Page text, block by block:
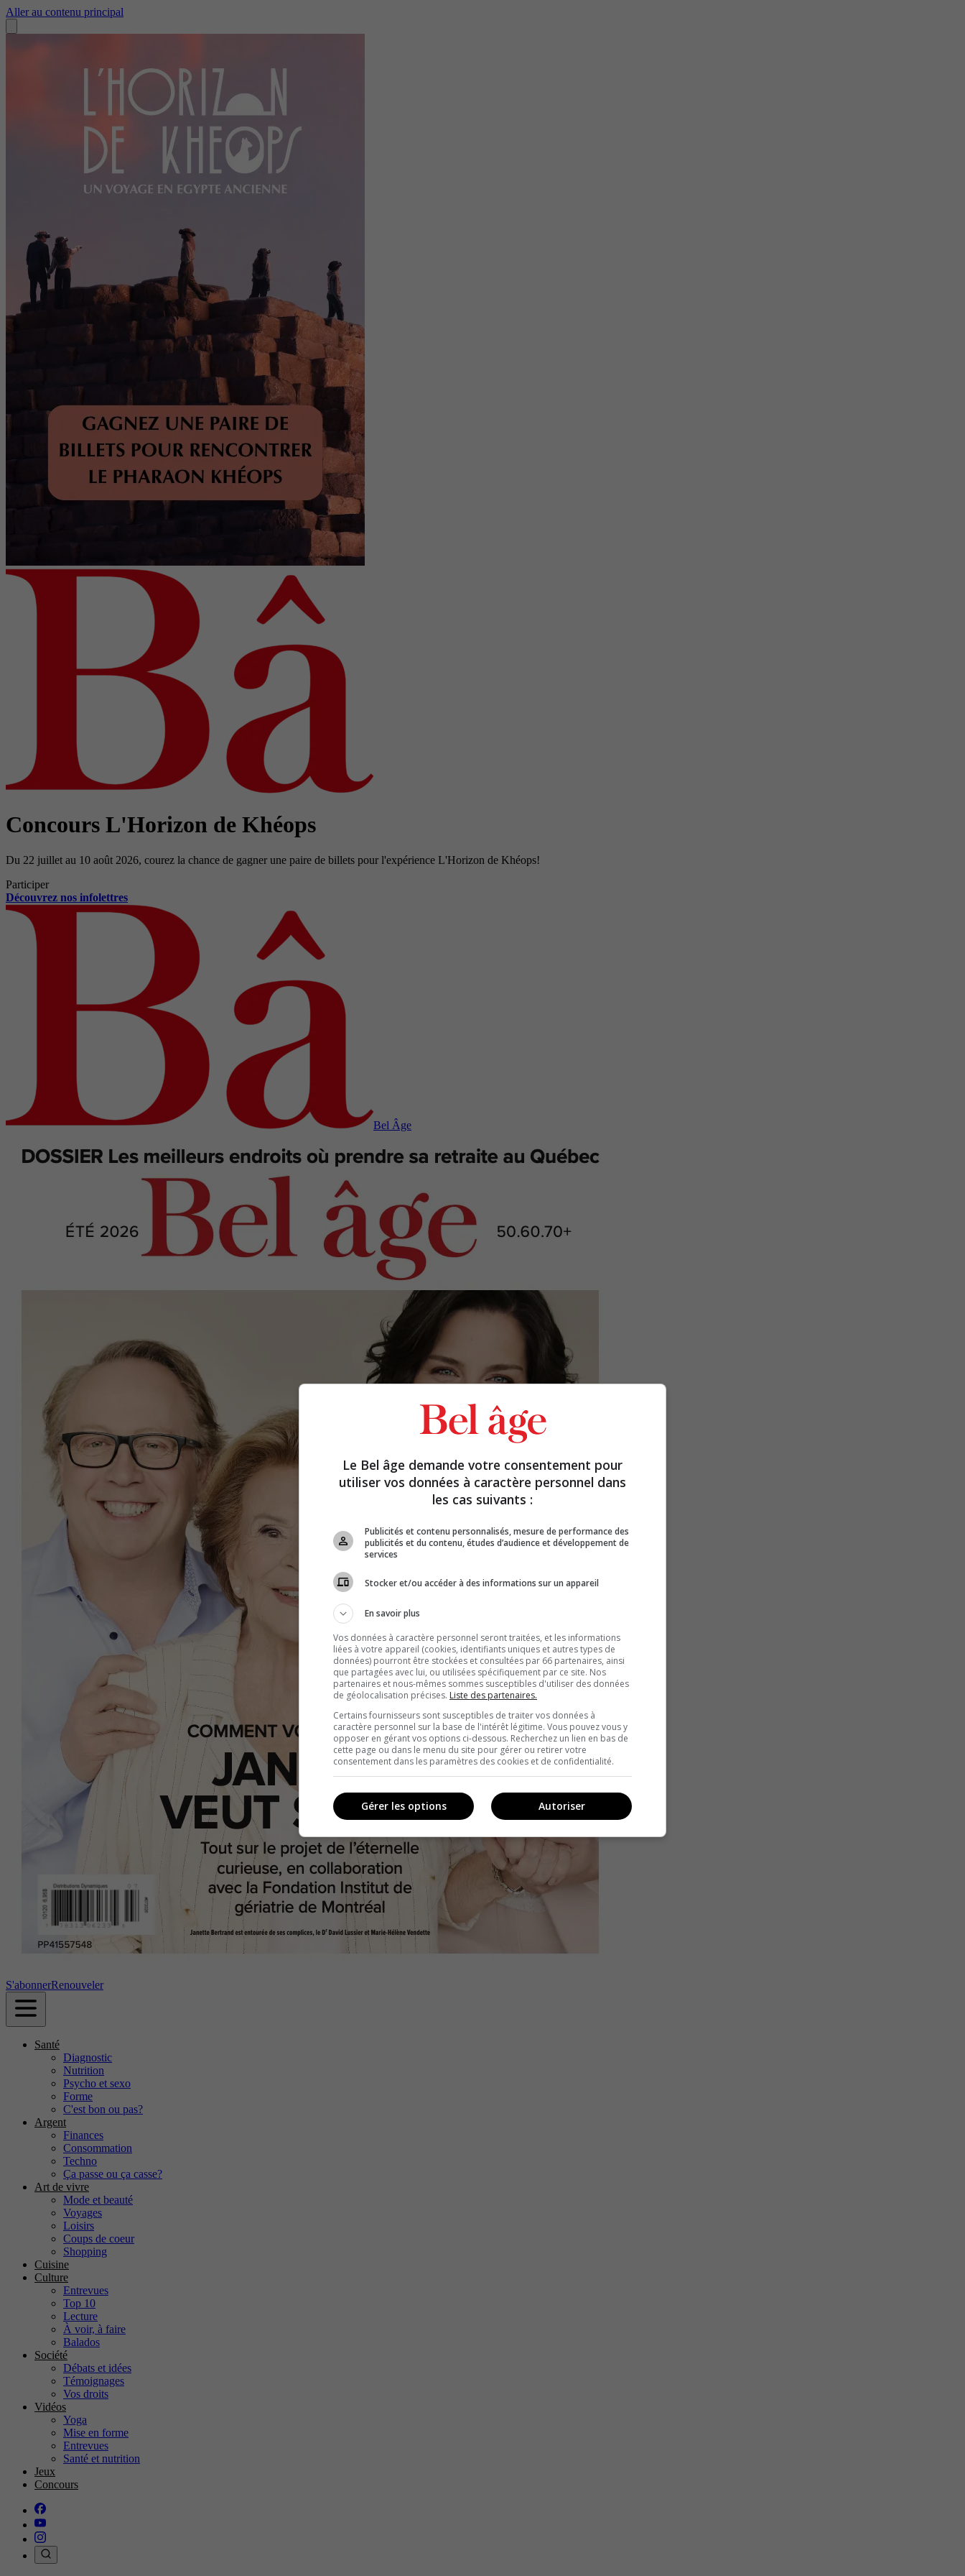
Aller au contenu principal
Concours L'Horizon de Khéops
Du 22 juillet au 10 août 2026, courez la chance de gagner une paire de billets pour l'expérience L'Horizon de Khéops!
Participer
Découvrez nos infolettres
Bel Âge
S'abonnerRenouveler
Santé
Diagnostic
Nutrition
Psycho et sexo
Forme
C'est bon ou pas?
Argent
Finances
Consommation
Techno
Ça passe ou ça casse?
Art de vivre
Mode et beauté
Voyages
Loisirs
Coups de coeur
Shopping
Cuisine
Culture
Entrevues
Top 10
Lecture
À voir, à faire
Balados
Société
Débats et idées
Témoignages
Vos droits
Vidéos
Yoga
Mise en forme
Entrevues
Santé et nutrition
Jeux
Concours
Le Bel âge demande votre consentement pour
utiliser vos données à caractère personnel dans
les cas suivants :
Publicités et contenu personnalisés, mesure de performance des
publicités et du contenu, études d’audience et développement de
services
Stocker et/ou accéder à des informations sur un appareil
En savoir plus
Vos données à caractère personnel seront traitées, et les informations
liées à votre appareil (cookies, identifiants uniques et autres types de
données) pourront être stockées et consultées par 66 partenaires, ainsi
que partagées avec lui, ou utilisées spécifiquement par ce site. Nos
partenaires et nous-mêmes sommes susceptibles d'utiliser des données
de géolocalisation précises. Liste des partenaires.
Certains fournisseurs sont susceptibles de traiter vos données à
caractère personnel sur la base de l'intérêt légitime. Vous pouvez vous y
opposer en gérant vos options ci-dessous. Recherchez un lien en bas de
cette page ou dans le menu du site pour gérer ou retirer votre
consentement dans les paramètres des cookies et de confidentialité.
Autoriser
Gérer les options